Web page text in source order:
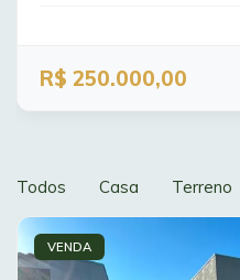
R$ 250.000,00
Todos Casa Terreno
VENDA